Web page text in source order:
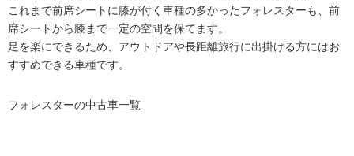
これまで前席シートに膝が付く車種の多かったフォレスターも、前
席シートから膝まで一定の空間を保てます。
足を楽にできるため、アウトドアや長距離旅行に出掛ける方にはお
すすめできる車種です。
フォレスターの中古車一覧